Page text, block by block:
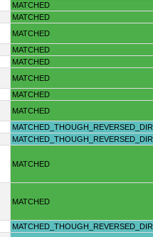
MATCHED
MATCHED
MATCHED
MATCHED
MATCHED
MATCHED
MATCHED
MATCHED
MATCHED_THOUGH_REVERSED_DIR
MATCHED_THOUGH_REVERSED_DIR
MATCHED
MATCHED
MATCHED_THOUGH_REVERSED_DIR